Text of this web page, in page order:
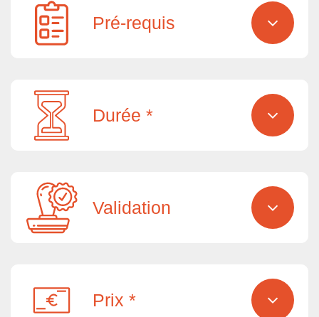
Pré-requis
Durée *
Validation
Prix *